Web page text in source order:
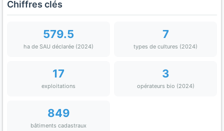
Chiffres clés
579.5
ha de SAU déclarée (2024)
7
types de cultures (2024)
17
exploitations
3
opérateurs bio (2024)
849
bâtiments cadastraux